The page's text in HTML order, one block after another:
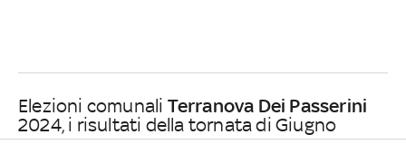
Elezioni comunali Terranova Dei Passerini
2024, i risultati della tornata di Giugno